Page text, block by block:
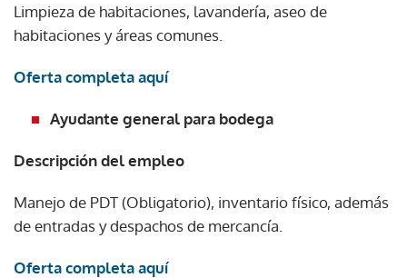
Limpieza de habitaciones, lavandería, aseo de
habitaciones y áreas comunes.
Oferta completa aquí
Ayudante general para bodega
Descripción del empleo
Manejo de PDT (Obligatorio), inventario físico, además
de entradas y despachos de mercancía.
Oferta completa aquí